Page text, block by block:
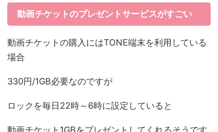
動画チケットのプレゼントサービスがすごい
動画チケットの購入にはTONE端末を利用している
場合
330円/1GB必要なのですが
ロックを毎日22時～6時に設定していると